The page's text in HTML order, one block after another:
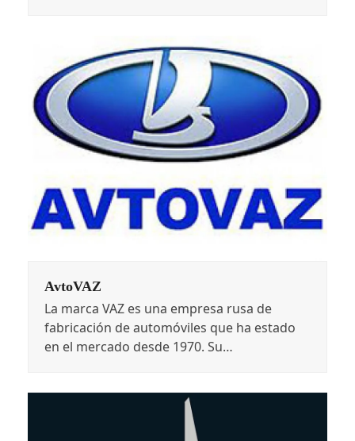
AvtoVAZ
La marca VAZ es una empresa rusa de
fabricación de automóviles que ha estado
en el mercado desde 1970. Su…